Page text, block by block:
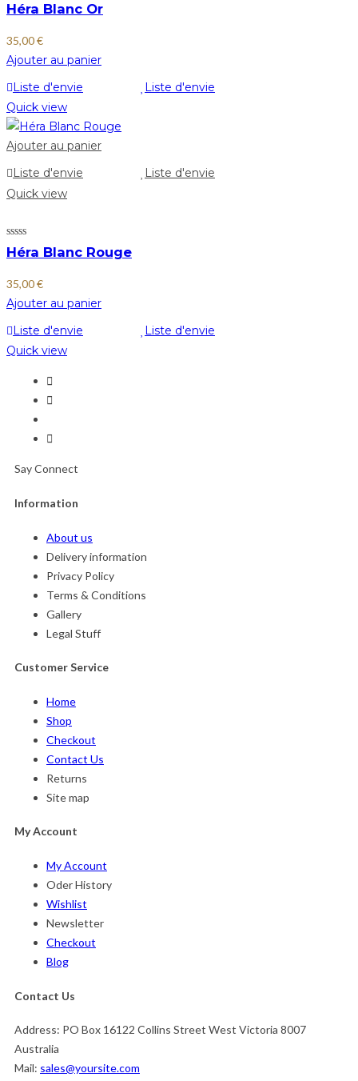
Héra Blanc Or
35,00€
Ajouter au panier
Liste d'envie
Liste d'envie
Quick view
Ajouter au panier
Liste d'envie
Liste d'envie
Quick view
Héra Blanc Rouge
35,00€
Ajouter au panier
Liste d'envie
Liste d'envie
Quick view
Say Connect
Information
About us
Delivery information
Privacy Policy
Terms & Conditions
Gallery
Legal Stuff
Customer Service
Home
Shop
Checkout
Contact Us
Returns
Site map
My Account
My Account
Oder History
Wishlist
Newsletter
Checkout
Blog
Contact Us
Address: PO Box 16122 Collins Street West Victoria 8007
Australia
Mail: sales@yoursite.com